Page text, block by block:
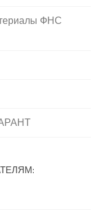
ФНС